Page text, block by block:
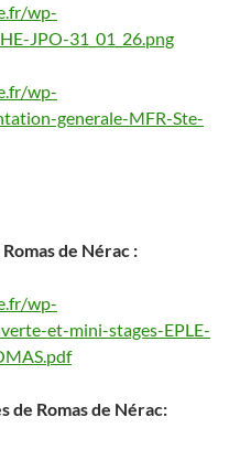
wp-
JPO-31_01_26.png
wp-
generale-MFR-Ste-
de Nérac :
wp-
et-mini-stages-EPLE-
de Romas de Nérac: